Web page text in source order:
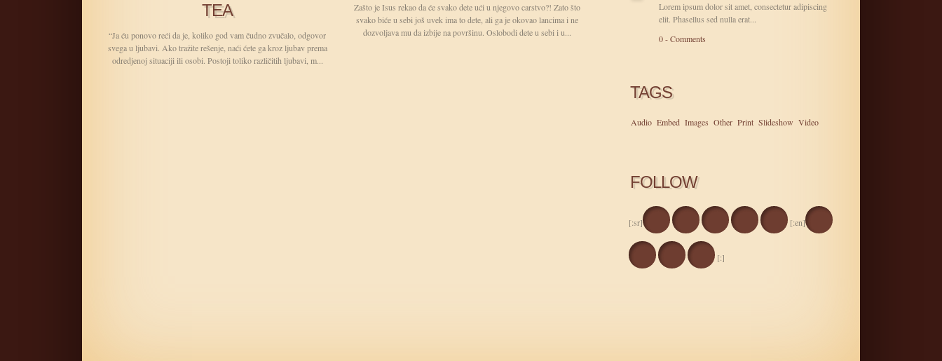
TEA
“Ja ću ponovo reći da je, koliko god vam čudno zvučalo, odgovor
svega u ljubavi. Ako tražite rešenje, naći ćete ga kroz ljubav prema
odredjenoj situaciji ili osobi. Postoji toliko različitih ljubavi, m...
Zašto je Isus rekao da će svako dete ući u njegovo carstvo?! Zato što
svako biće u sebi još uvek ima to dete, ali ga je okovao lancima i ne
dozvoljava mu da izbije na površinu. Oslobodi dete u sebi i u...
Lorem ipsum dolor sit amet, consectetur adipiscing
elit. Phasellus sed nulla erat...
0 - Comments
TAGS
Audio Embed Images Other Print Slideshow Video
FOLLOW
[:sr] [:en]
[:]